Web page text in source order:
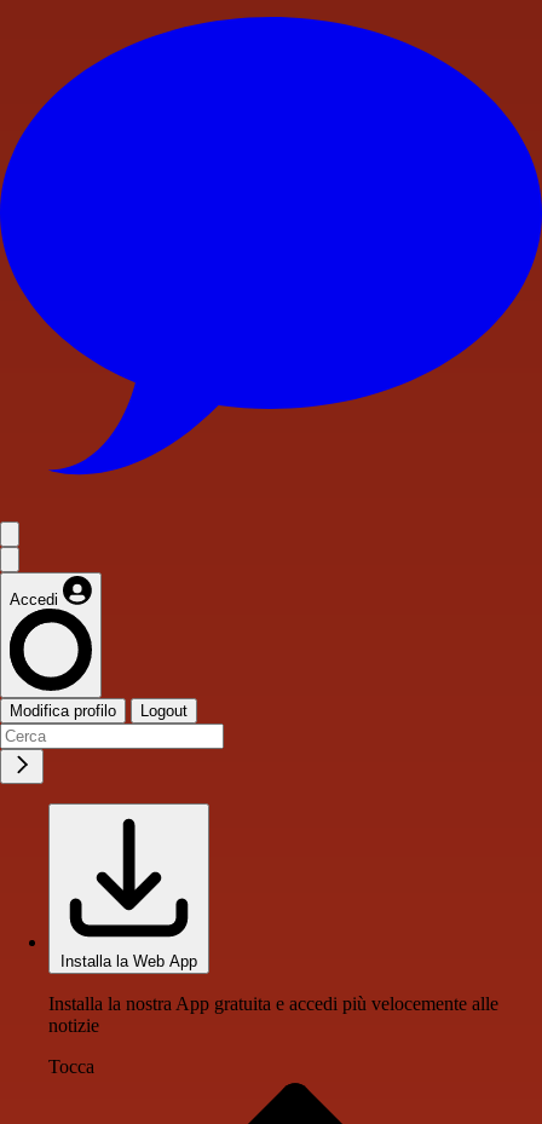
Accedi
Modifica profilo Logout
Installa la Web App
Installa la nostra App gratuita e accedi più velocemente alle
notizie
Tocca